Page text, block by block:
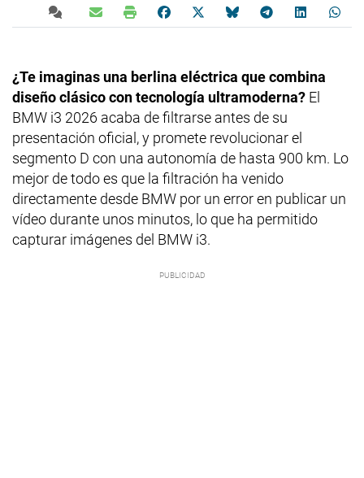
¿Te imaginas una berlina eléctrica que combina
diseño clásico con tecnología ultramoderna? El
BMW i3 2026 acaba de filtrarse antes de su
presentación oficial, y promete revolucionar el
segmento D con una autonomía de hasta 900 km. Lo
mejor de todo es que la filtración ha venido
directamente desde BMW por un error en publicar un
vídeo durante unos minutos, lo que ha permitido
capturar imágenes del BMW i3.